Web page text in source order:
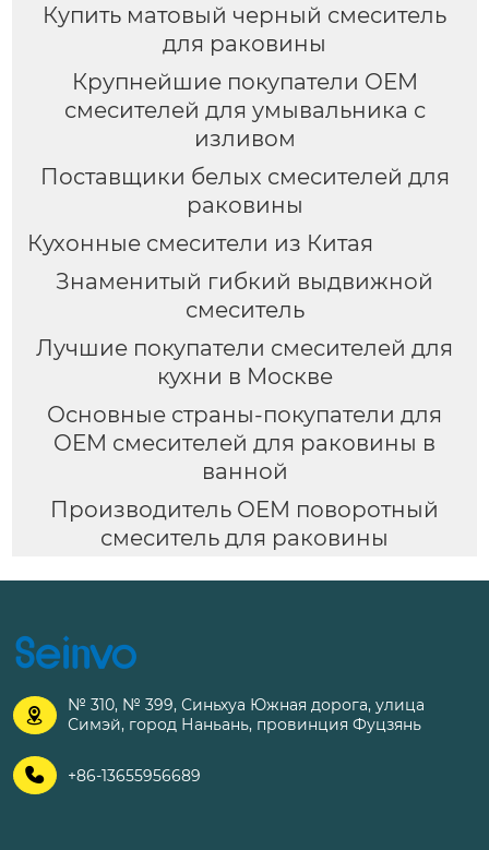
Купить матовый черный смеситель
для раковины
Крупнейшие покупатели OEM
смесителей для умывальника с
изливом
Поставщики белых смесителей для
раковины
Кухонные смесители из Китая
Знаменитый гибкий выдвижной
смеситель
Лучшие покупатели смесителей для
кухни в Москве
Основные страны-покупатели для
OEM смесителей для раковины в
ванной
Производитель OEM поворотный
смеситель для раковины

№ 310, № 399, Синьхуа Южная дорога, улица
Симэй, город Наньань, провинция Фуцзянь
 +86-13655956689